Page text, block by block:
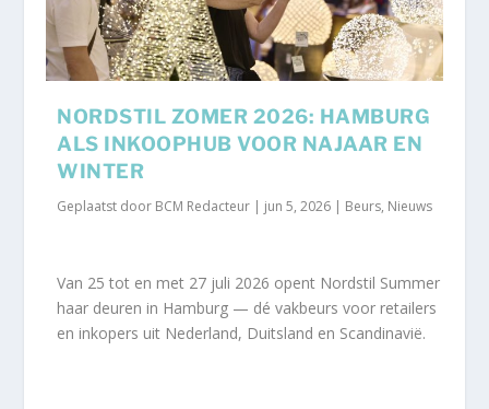
NORDSTIL ZOMER 2026: HAMBURG
ALS INKOOPHUB VOOR NAJAAR EN
WINTER
Geplaatst door BCM Redacteur | jun 5, 2026 | Beurs, Nieuws
Van 25 tot en met 27 juli 2026 opent Nordstil Summer
haar deuren in Hamburg — dé vakbeurs voor retailers
en inkopers uit Nederland, Duitsland en Scandinavië.